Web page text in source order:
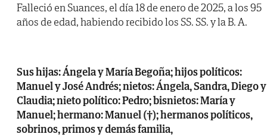
Falleció en Suances, el día 18 de enero de 2025, a los 95
años de edad, habiendo recibido los SS. SS. y la B. A.
Sus hijas: Ángela y María Begoña; hijos políticos:
Manuel y José Andrés; nietos: Ángela, Sandra, Diego y
Claudia; nieto político: Pedro; bisnietos: María y
Manuel; hermano: Manuel (†); hermanos políticos,
sobrinos, primos y demás familia,